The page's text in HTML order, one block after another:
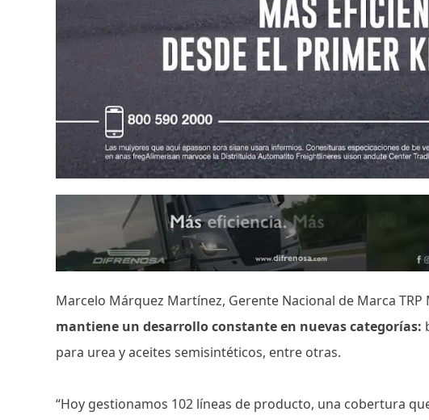
Marcelo Márquez Martínez, Gerente Nacional de Marca
mantiene un desarrollo constante en nuevas categorías:
para urea y aceites semisintéticos, entre otras.
“Hoy gestionamos 102 líneas de producto, una cobertura